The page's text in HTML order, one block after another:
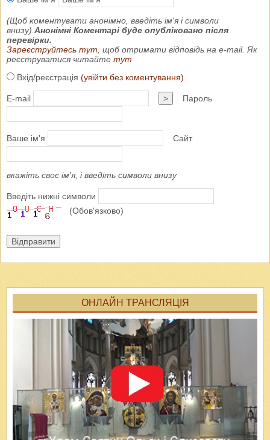
(Щоб коментувати анонімно, введіть ім'я і символи
внизу). Анонімні Коментарі буде опубліковано після
перевірки.
Зареєструйтесь тут , щоб отримати відповідь на e-mail. Як
реєструватися читайте тут
Вхід/реєстрація (увійти без коментування)
E-mail > Пароль
Ваше ім'я Сайт
вкажіть своє ім'я, і введіть символи внизу
Введіть нижні символи
(Обов'язково)
Відправити
ОНЛАЙН ТРАНСЛЯЦІЯ